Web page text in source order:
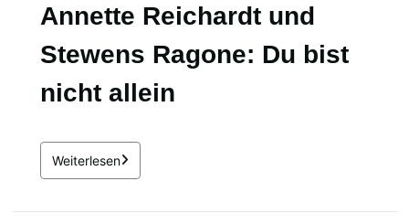
Annette Reichardt und
Stewens Ragone: Du bist
nicht allein
Weiterlesen